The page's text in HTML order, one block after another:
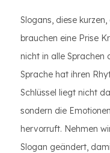
Slogans, diese
brauchen eine Prise
nicht in alle Sprachen
Sprache hat ihren
Schlüssel liegt nicht
sondern die
hervorruft. Nehmen
Slogan geändert,